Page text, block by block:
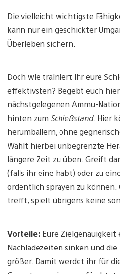
Die vielleicht wichtigste
kann nur ein geschickter
Überleben sichern.
Doch wie trainiert ihr eure
effektivsten? Begebt euch
nächstgelegenen Ammu-
hinten zum Schießstand. Hier
herumballern, ohne
Wählt hierbei unbegrenzte
längere Zeit zu üben. Greift
(falls ihr eine habt) oder zu
ordentlich sprayen zu können.
trefft, spielt übrigens keine
Vorteile: Eure Zielgenauigkeit
Nachladezeiten sinken und
größer. Damit werdet ihr für